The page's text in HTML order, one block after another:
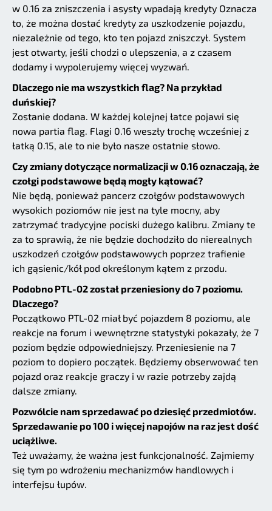
w 0.16 za zniszczenia i asysty wpadają kredyty Oznacza
to, że można dostać kredyty za uszkodzenie pojazdu,
niezależnie od tego, kto ten pojazd zniszczył. System
jest otwarty, jeśli chodzi o ulepszenia, a z czasem
dodamy i wypolerujemy więcej wyzwań.
Dlaczego nie ma wszystkich flag? Na przykład
duńskiej?
Zostanie dodana. W każdej kolejnej łatce pojawi się
nowa partia flag. Flagi 0.16 weszły trochę wcześniej z
łatką 0.15, ale to nie było nasze ostatnie słowo.
Czy zmiany dotyczące normalizacji w 0.16 oznaczają, że
czołgi podstawowe będą mogły kątować?
Nie będą, ponieważ pancerz czołgów podstawowych
wysokich poziomów nie jest na tyle mocny, aby
zatrzymać tradycyjne pociski dużego kalibru. Zmiany te
za to sprawią, że nie będzie dochodziło do nierealnych
uszkodzeń czołgów podstawowych poprzez trafienie
ich gąsienic/kół pod określonym kątem z przodu.
Podobno PTL-02 został przeniesiony do 7 poziomu.
Dlaczego?
Początkowo PTL-02 miał być pojazdem 8 poziomu, ale
reakcje na forum i wewnętrzne statystyki pokazały, że 7
poziom będzie odpowiedniejszy. Przeniesienie na 7
poziom to dopiero początek. Będziemy obserwować ten
pojazd oraz reakcje graczy i w razie potrzeby zajdą
dalsze zmiany.
Pozwólcie nam sprzedawać po dziesięć przedmiotów.
Sprzedawanie po 100 i więcej napojów na raz jest dość
uciążliwe.
Też uważamy, że ważna jest funkcjonalność. Zajmiemy
się tym po wdrożeniu mechanizmów handlowych i
interfejsu łupów.